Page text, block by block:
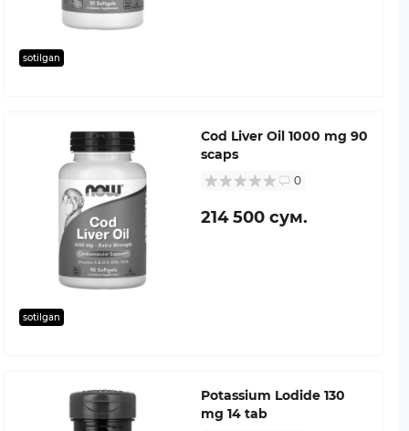
sotilgan
sotilgan
Cod Liver Oil 1000 mg 90
scaps
0
214 500 сум.
Potassium Lodide 130
mg 14 tab